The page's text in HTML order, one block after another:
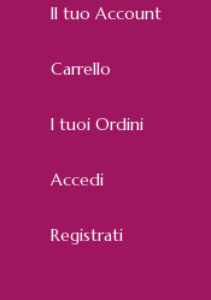
Il tuo Account
Carrello
I tuoi Ordini
Accedi
Registrati